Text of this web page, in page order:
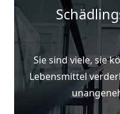
Sie sind viele, sie
Lebensmittel